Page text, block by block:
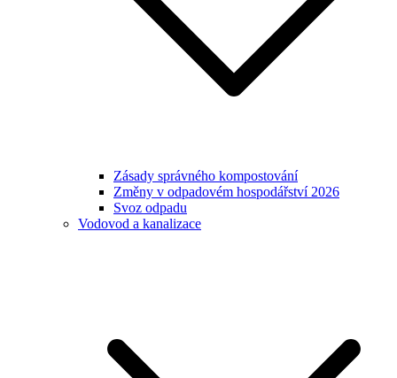
Zásady správného kompostování
Změny v odpadovém hospodářství 2026
Svoz odpadu
Vodovod a kanalizace